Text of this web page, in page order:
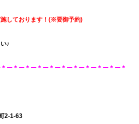
しております！ (※要御予約)
♪
ー＊ー＊ー＊ー＊ー＊ー＊ー＊ー＊ー＊ー＊
2-1-63